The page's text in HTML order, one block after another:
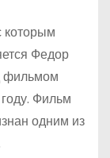
которым
Федор
фильмом
Фильм
одним из